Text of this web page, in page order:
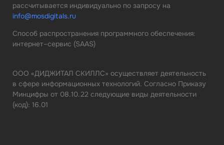
рассчитывается индивидуально по запросу на
info@mosdigitals.ru
Способ распространения программного обеспечения:
интернет–сервис (SAAS)
ООО «ДИДЖИТАЛ СКИЛЛС» осуществляет деятельность
в сфере информационных технологий. Согласно Приказу
Минцифры от 08.10.22 следующие виды деятельности
(код): 16.01